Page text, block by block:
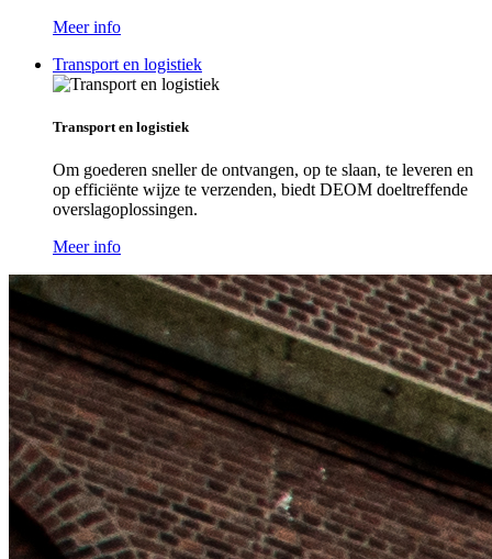
Meer info
Transport en logistiek
Transport en logistiek
Om goederen sneller de ontvangen, op te slaan, te leveren en
op efficiënte wijze te verzenden, biedt DEOM doeltreffende
overslagoplossingen.
Meer info